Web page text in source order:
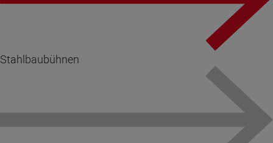
Stahlbaubühnen